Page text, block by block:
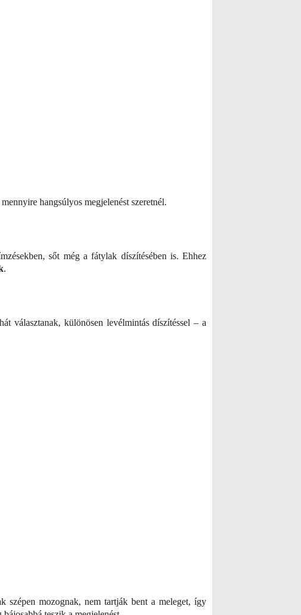
hangsúlyos megjelenést szeretnél.
sőt még a fátylak díszítésében is. Ehhez
.
választanak, különösen levélmintás díszítéssel – a
mozognak, nem tartják bent a meleget, így